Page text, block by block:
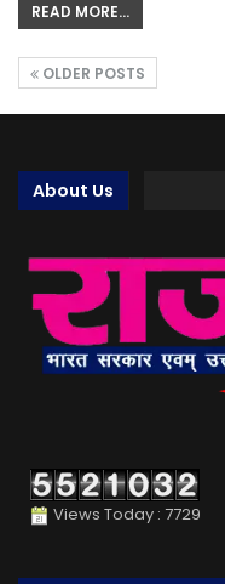
READ MORE...
OLDER POSTS
About Us
Views Today : 7729